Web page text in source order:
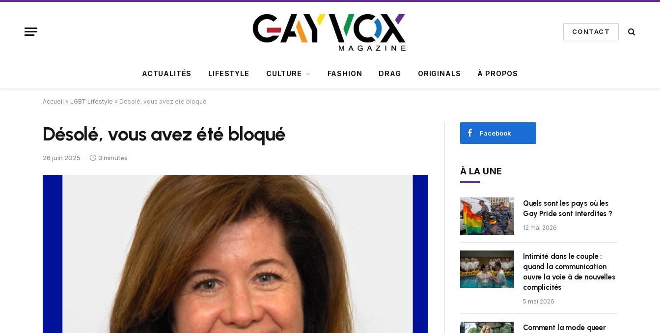
CONTACT
ACTUALITÉS LIFESTYLE CULTURE FASHION DRAG ORIGINALS À PROPOS
Accueil » LGBT Lifestyle » Désolé, vous avez été bloqué
Désolé, vous avez été bloqué
26 juin 2025 3 minutes
Facebook
À LA UNE
Quels sont les pays où les
Gay Pride sont interdites ?
12 mai 2026
Intimité dans le couple :
quand la communication
ouvre la voie à de nouvelles
complicités
5 mai 2026
Comment la mode queer